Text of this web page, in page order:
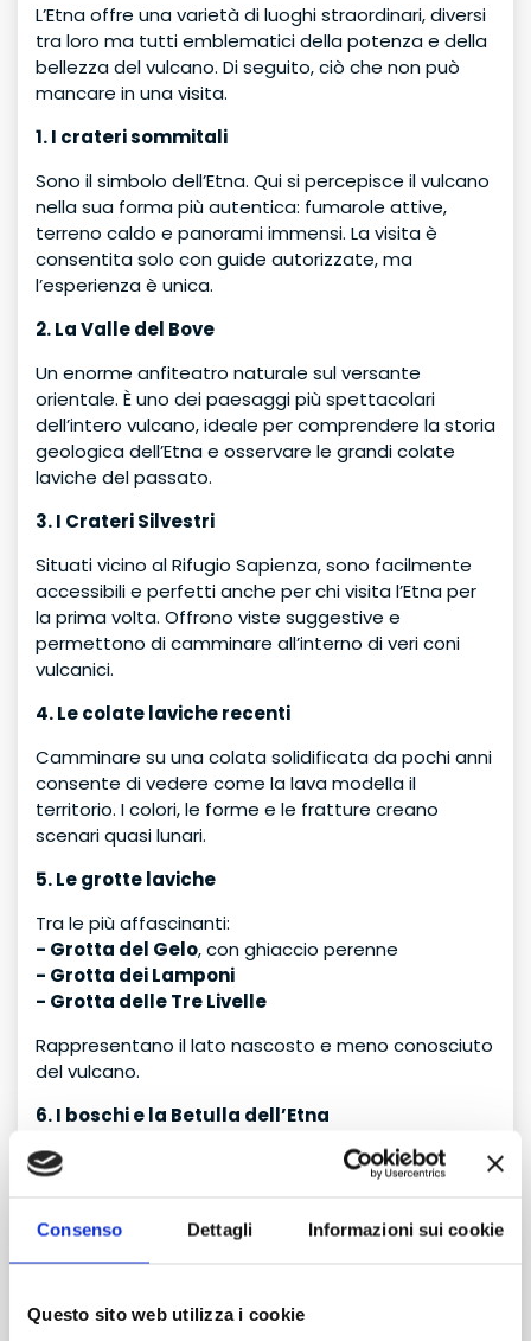
Consenso Dettagli Informazioni sui cookie
Questo sito web utilizza i cookie
L’Etna offre una varietà di luoghi straordinari, diversi
tra loro ma tutti emblematici della potenza e della
bellezza del vulcano. Di seguito, ciò che non può
mancare in una visita.
1. I crateri sommitali
Sono il simbolo dell’Etna. Qui si percepisce il vulcano
nella sua forma più autentica: fumarole attive,
terreno caldo e panorami immensi. La visita è
consentita solo con guide autorizzate, ma
l’esperienza è unica.
2. La Valle del Bove
Un enorme anfiteatro naturale sul versante
orientale. È uno dei paesaggi più spettacolari
dell’intero vulcano, ideale per comprendere la storia
geologica dell’Etna e osservare le grandi colate
laviche del passato.
3. I Crateri Silvestri
Situati vicino al Rifugio Sapienza, sono facilmente
accessibili e perfetti anche per chi visita l’Etna per
la prima volta. Offrono viste suggestive e
permettono di camminare all’interno di veri coni
vulcanici.
4. Le colate laviche recenti
Camminare su una colata solidificata da pochi anni
consente di vedere come la lava modella il
territorio. I colori, le forme e le fratture creano
scenari quasi lunari.
5. Le grotte laviche
Tra le più affascinanti:
- Grotta del Gelo, con ghiaccio perenne
- Grotta dei Lamponi
- Grotta delle Tre Livelle
Rappresentano il lato nascosto e meno conosciuto
del vulcano.
6. I boschi e la Betulla dell’Etna
A quote intermedie il paesaggio cambia
radicalmente: boschi, sentieri ombreggiati e la rara
spazia dalla costa ionica fino alla Calabria. Il